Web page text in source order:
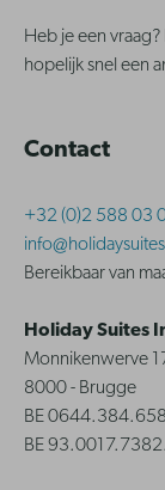
Heb je een
hopelijk snel een
Contact
+32 (0)2 588 03
Bereikbaar van
Holiday Suites
Monnikenwerve
8000 - Brugge
BE 0644.384.658
BE